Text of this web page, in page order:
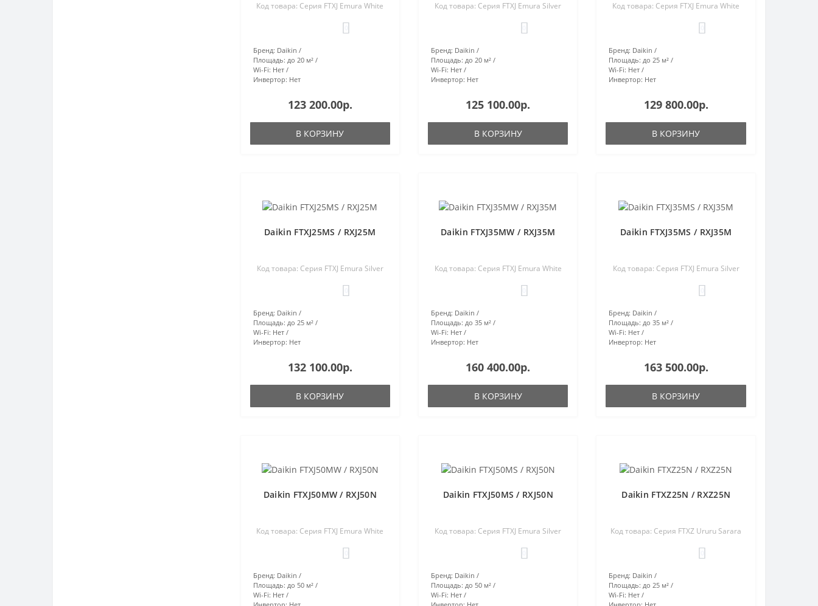
Код товара: Серия FTXJ Emura White
Бренд: Daikin
Площадь: до 20 м²
Wi-Fi: Нет
Инвертор: Нет
123 200.00р.
В КОРЗИНУ
Код товара: Серия FTXJ Emura Silver
Бренд: Daikin
Площадь: до 20 м²
Wi-Fi: Нет
Инвертор: Нет
125 100.00р.
В КОРЗИНУ
Код товара: Серия FTXJ Emura White
Бренд: Daikin
Площадь: до 25 м²
Wi-Fi: Нет
Инвертор: Нет
129 800.00р.
В КОРЗИНУ
Daikin FTXJ25MS / RXJ25M
Код товара: Серия FTXJ Emura Silver
Бренд: Daikin
Площадь: до 25 м²
Wi-Fi: Нет
Инвертор: Нет
132 100.00р.
В КОРЗИНУ
Daikin FTXJ35MW / RXJ35M
Код товара: Серия FTXJ Emura White
Бренд: Daikin
Площадь: до 35 м²
Wi-Fi: Нет
Инвертор: Нет
160 400.00р.
В КОРЗИНУ
Daikin FTXJ35MS / RXJ35M
Код товара: Серия FTXJ Emura Silver
Бренд: Daikin
Площадь: до 35 м²
Wi-Fi: Нет
Инвертор: Нет
163 500.00р.
В КОРЗИНУ
Daikin FTXJ50MW / RXJ50N
Код товара: Серия FTXJ Emura White
Бренд: Daikin
Площадь: до 50 м²
Wi-Fi: Нет
Daikin FTXJ50MS / RXJ50N
Код товара: Серия FTXJ Emura Silver
Бренд: Daikin
Площадь: до 50 м²
Wi-Fi: Нет
Daikin FTXZ25N / RXZ25N
Код товара: Серия FTXZ Ururu Sarara
Бренд: Daikin
Площадь: до 25 м²
Wi-Fi: Нет